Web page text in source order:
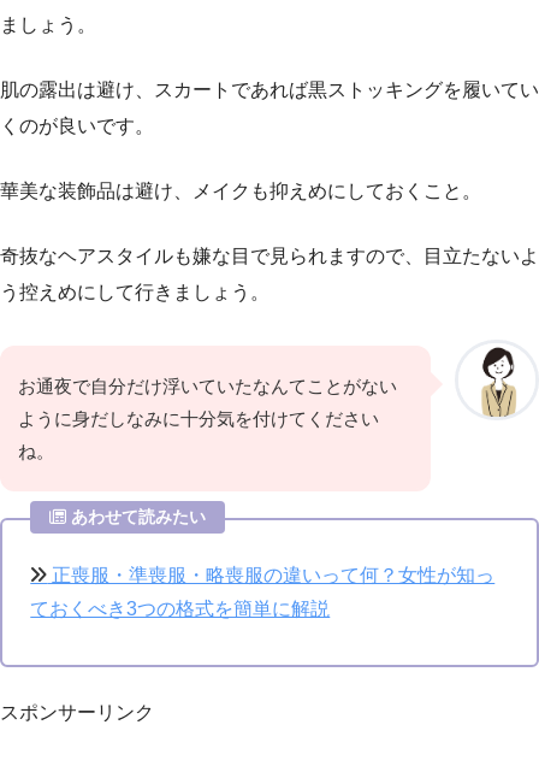
ましょう。
肌の露出は避け、スカートであれば黒ストッキングを履いてい
くのが良いです。
華美な装飾品は避け、メイクも抑えめにしておくこと。
奇抜なヘアスタイルも嫌な目で見られますので、目立たないよ
う控えめにして行きましょう。
お通夜で自分だけ浮いていたなんてことがない
ように身だしなみに十分気を付けてください
ね。
あわせて読みたい
正喪服・準喪服・略喪服の違いって何？女性が知っ
ておくべき3つの格式を簡単に解説
スポンサーリンク